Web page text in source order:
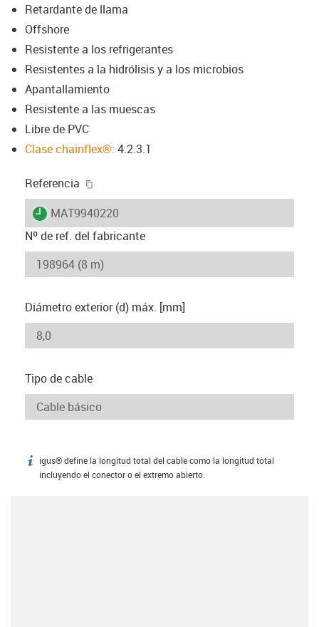
Retardante de llama
Offshore
Resistente a los refrigerantes
Resistentes a la hidrólisis y a los microbios
Apantallamiento
Resistente a las muescas
Libre de PVC
Clase chainflex®: 4.2.3.1
Referencia
igus-icon-lieferzeit
MAT9940220
Nº de ref. del fabricante
Diámetro exterior (d) máx. [mm]
Tipo de cable
igus-icon-info
igus® define la longitud total del cable como la longitud total
incluyendo el conector o el extremo abierto.